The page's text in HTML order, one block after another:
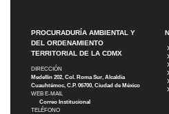
PROCURADURÍA AMBIENTAL Y
DEL ORDENAMIENTO
TERRITORIAL DE LA CDMX
DIRECCIÓN
Medellín 202, Col. Roma Sur, Alcaldía
Cuauhtémoc, C.P. 06700, Ciudad de México
WEB E-MAIL
Correo Institucional
TELÉFONO